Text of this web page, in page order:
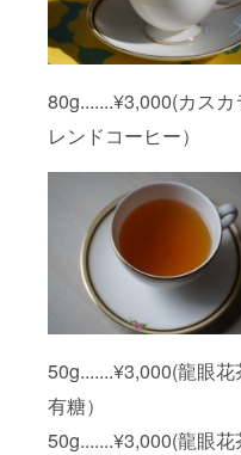
80g.......¥3,000(カスカ
レンドコーヒー）
50g.......¥3,000(龍眼花
有糖）
50g.......¥3,000(龍眼花